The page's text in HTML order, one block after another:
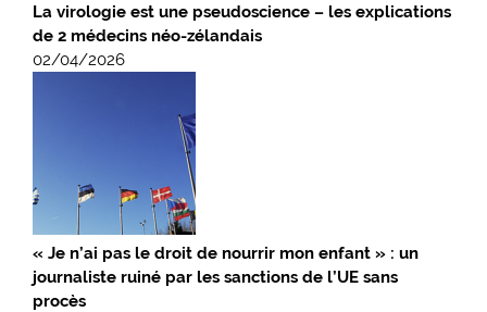
La virologie est une pseudoscience – les explications
de 2 médecins néo-zélandais
02/04/2026
« Je n’ai pas le droit de nourrir mon enfant » : un
journaliste ruiné par les sanctions de l’UE sans
procès